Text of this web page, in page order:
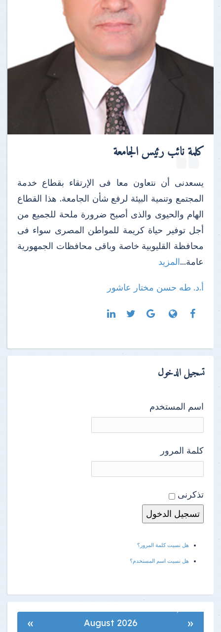
كلمة نائب رئيس الجامعة
يسعدنى أن نتعاون معا فى الإرتقاء بقطاع خدمة
المجتمع وتنمية البيئة لرفع شأن الجامعة. هذا القطاع
الهام والحيوى والذى أصبح ضرورة ملحة للجميع من
أجل توفير حياة كريمة للمواطن المصرى سواء فى
محافظة القليوبية خاصة وباقى محافظات الجمهورية
عامة...المزيد
أ.د. طه حسن مختار عاشور
تسجيل الدخول
اسم المستخدم
كلمة المرور
تذكرنى
هل نسيت كلمة المرور؟
هل نسيت اسم المستخدم؟
«
August 2026
»